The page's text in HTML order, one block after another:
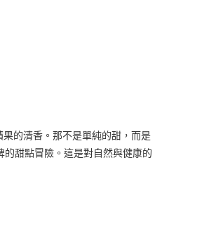
的清香。那不是單純的甜，而是
甜點冒險。這是對自然與健康的